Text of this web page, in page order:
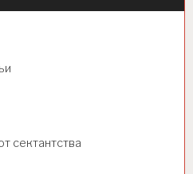
сектантства